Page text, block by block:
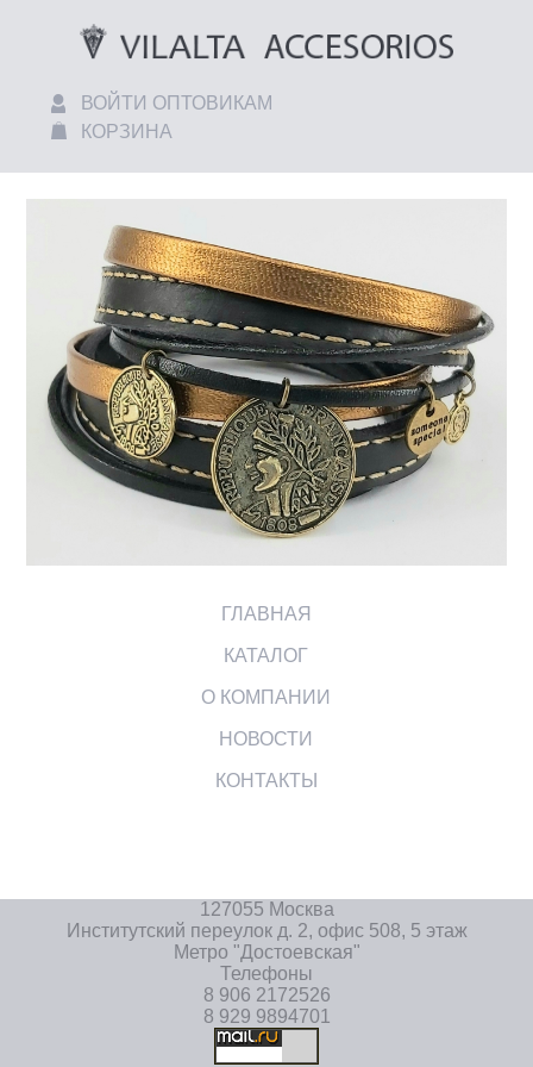
ВОЙТИ ОПТОВИКАМ
КОРЗИНА
ГЛАВНАЯ
КАТАЛОГ
О КОМПАНИИ
НОВОСТИ
КОНТАКТЫ
127055 Москва
Институтский переулок д. 2, офис 508, 5 этаж
Метро "Достоевская"
Телефоны
8 906 2172526
8 929 9894701